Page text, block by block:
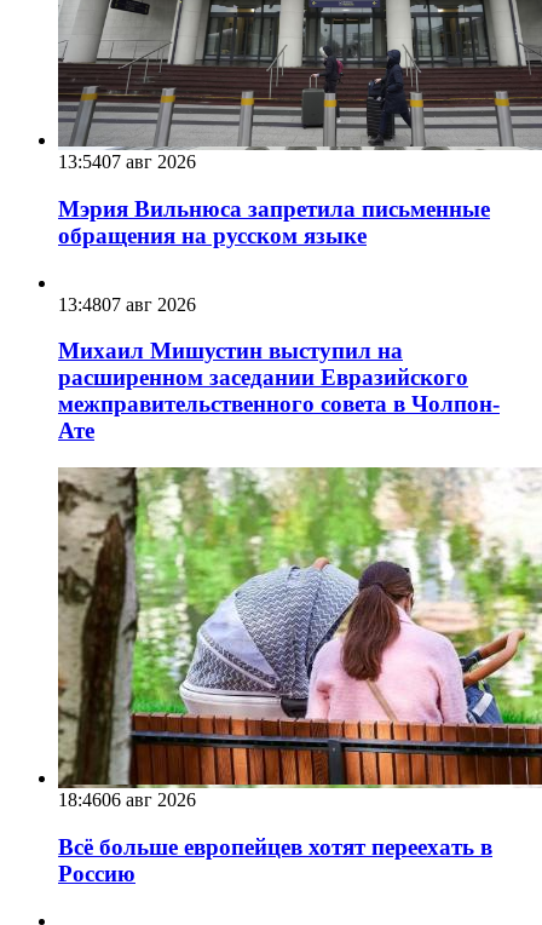
13:5407 авг 2026
Мэрия Вильнюса запретила письменные
обращения на русском языке
13:4807 авг 2026
Михаил Мишустин выступил на
расширенном заседании Евразийского
межправительственного совета в Чолпон-
Ате
18:4606 авг 2026
Всё больше европейцев хотят переехать в
Россию